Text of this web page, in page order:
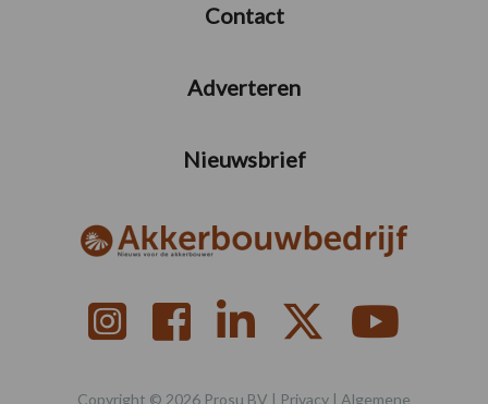
Contact
Adverteren
Nieuwsbrief
Copyright © 2026 Prosu BV | Privacy | Algemene